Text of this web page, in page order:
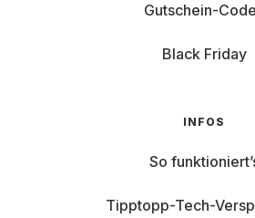
Gutschein-
Black Friday
INFOS
So
Tipptopp-Tech-